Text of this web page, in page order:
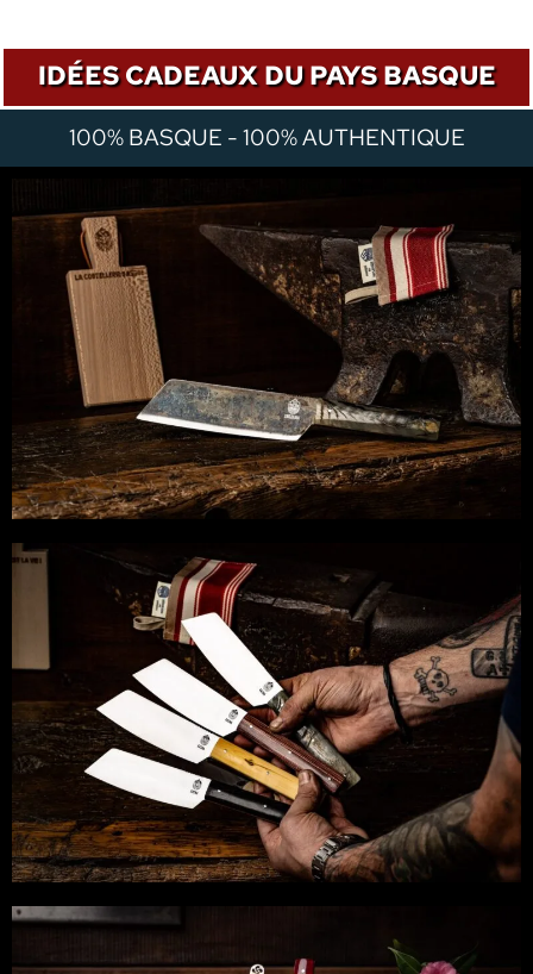
IDÉES CADEAUX DU PAYS BASQUE
100% BASQUE - 100% AUTHENTIQUE